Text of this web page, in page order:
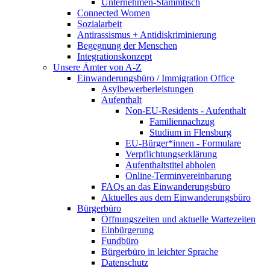
Unternehmen-Stammtisch
Connected Women
Sozialarbeit
Antirassismus + Antidiskriminierung
Begegnung der Menschen
Integrationskonzept
Unsere Ämter von A-Z
Einwanderungsbüro / Immigration Office
Asylbewerberleistungen
Aufenthalt
Non-EU-Residents - Aufenthalt
Familiennachzug
Studium in Flensburg
EU-Bürger*innen - Formulare
Verpflichtungserklärung
Aufenthaltstitel abholen
Online-Terminvereinbarung
FAQs an das Einwanderungsbüro
Aktuelles aus dem Einwanderungsbüro
Bürgerbüro
Öffnungszeiten und aktuelle Wartezeiten
Einbürgerung
Fundbüro
Bürgerbüro in leichter Sprache
Datenschutz